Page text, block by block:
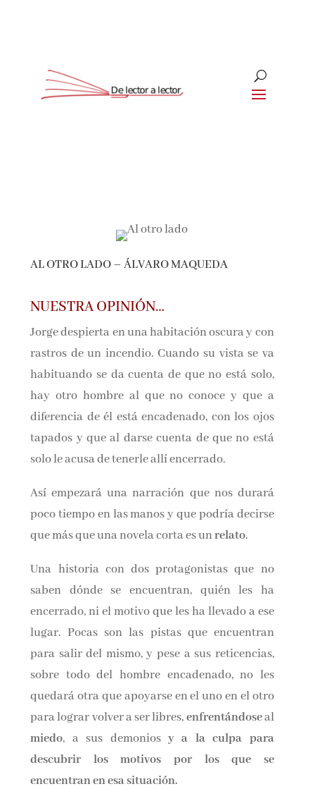
AL OTRO LADO – ÁLVARO MAQUEDA
NUESTRA OPINIÓN…
Jorge despierta en una habitación oscura y con
rastros de un incendio. Cuando su vista se va
habituando se da cuenta de que no está solo,
hay otro hombre al que no conoce y que a
diferencia de él está encadenado, con los ojos
tapados y que al darse cuenta de que no está
solo le acusa de tenerle allí encerrado.
Así empezará una narración que nos durará
poco tiempo en las manos y que podría decirse
que más que una novela corta es unrelato.
Una historia con dos protagonistas que no
saben dónde se encuentran, quién les ha
encerrado, ni el motivo que les ha llevado a ese
lugar. Pocas son las pistas que encuentran
para salir del mismo, y pese a sus reticencias,
sobre todo del hombre encadenado, no les
quedará otra que apoyarse en el uno en el otro
para lograr volver a ser libres,enfrentándoseal
miedo, a sus demoniosy a la culpa para
descubrir los motivos por los que se
encuentran en esa situación.
Suscríbete
Únete a nuestra comunidad de amantes de la
reseñas directamente en tu bandeja de entrada.
Nombre*
Email*
Por favor, acepta los
términos y condiciones
de privacidad